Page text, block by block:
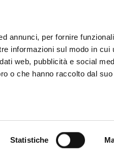
annunci, per fornire
informazioni sul modo in cui
web, pubblicità e social
o che hanno raccolto dal
Statistiche